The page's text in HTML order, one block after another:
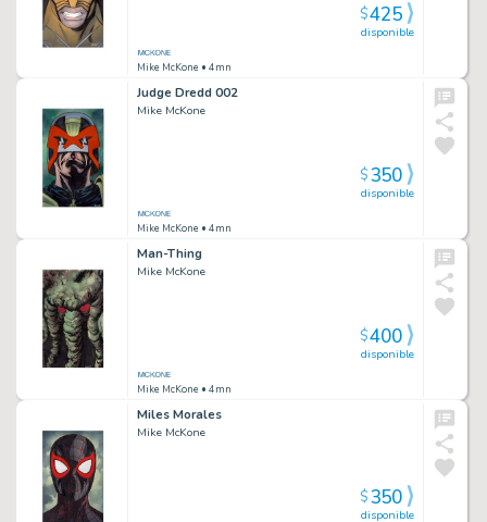
Mike McKone • 4mn
disponible
$425
Judge Dredd 002
Mike McKone
Mike McKone • 4mn
disponible
$350
Man-Thing
Mike McKone
Mike McKone • 4mn
disponible
$400
Miles Morales
Mike McKone
disponible
$350